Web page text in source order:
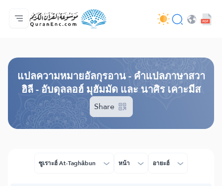
หน้าหลัก
สารบัญ​คำแปล
Audio
บริการสำหรับนักพัฒนา - API
เกี่ยวกับโครงการ
ติดต่อเรา
ภาษา
แปล​ความหมาย​อัลกุรอาน​ - คำแปลภาษาสวา
ฮิลี - อับดุลลอฮ์ มุฮัมมัด และ นาศิร เคาะมีส
Share
ซูเราะฮ์ At-Taghābun หน้า อายะฮ์